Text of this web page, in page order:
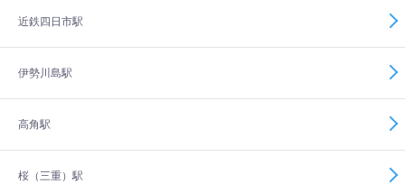
近鉄四日市駅
伊勢川島駅
高角駅
桜（三重）駅